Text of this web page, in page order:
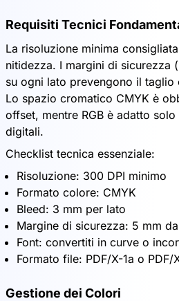
Requisiti Tecnici
La risoluzione minima
nitidezza. I margini di sicurezza
su ogni lato prevengono il taglio
Lo spazio cromatico CMYK è
offset, mentre RGB è adatto
digitali.
Checklist tecnica essenziale:
Risoluzione: 300 DPI minimo
Formato colore: CMYK
Bleed: 3 mm per lato
Margine di sicurezza: 5 mm
Font: convertiti in curve o
Formato file: PDF/X-1a o PDF/
Gestione dei Colori